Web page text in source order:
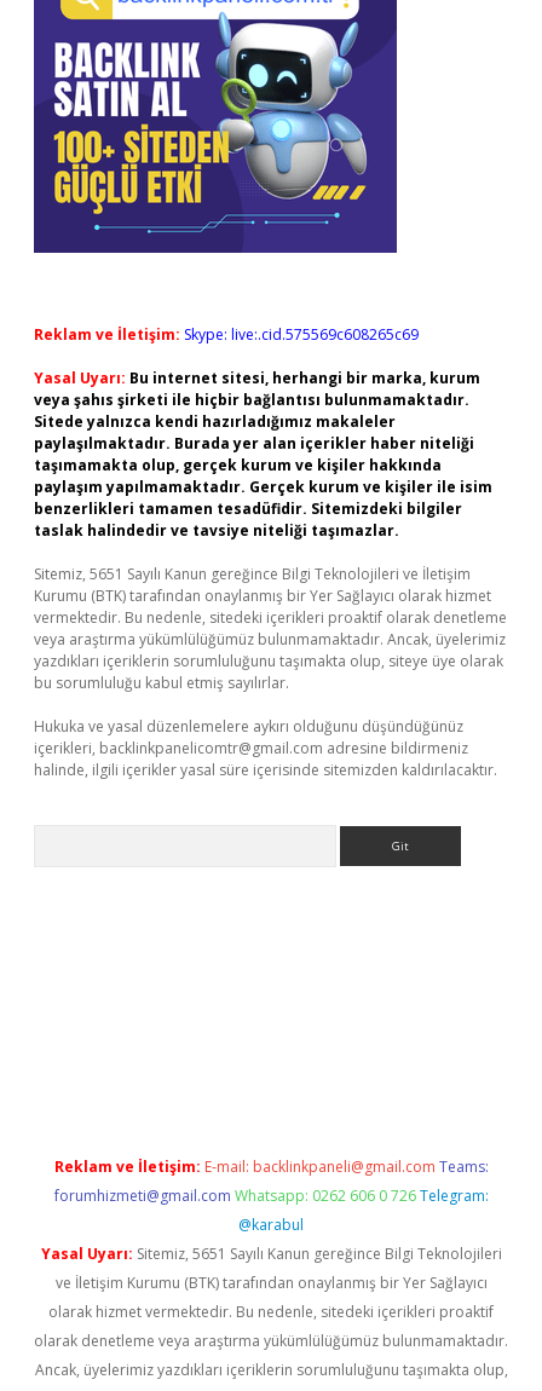
Reklam ve İletişim: Skype: live:.cid.575569c608265c69
Yasal Uyarı: Bu internet sitesi, herhangi bir marka, kurum
veya şahıs şirketi ile hiçbir bağlantısı bulunmamaktadır.
Sitede yalnızca kendi hazırladığımız makaleler
paylaşılmaktadır. Burada yer alan içerikler haber niteliği
taşımamakta olup, gerçek kurum ve kişiler hakkında
paylaşım yapılmamaktadır. Gerçek kurum ve kişiler ile isim
benzerlikleri tamamen tesadüfidir. Sitemizdeki bilgiler
taslak halindedir ve tavsiye niteliği taşımazlar.
Sitemiz, 5651 Sayılı Kanun gereğince Bilgi Teknolojileri ve İletişim
Kurumu (BTK) tarafından onaylanmış bir Yer Sağlayıcı olarak hizmet
vermektedir. Bu nedenle, sitedeki içerikleri proaktif olarak denetleme
veya araştırma yükümlülüğümüz bulunmamaktadır. Ancak, üyelerimiz
yazdıkları içeriklerin sorumluluğunu taşımakta olup, siteye üye olarak
bu sorumluluğu kabul etmiş sayılırlar.
Hukuka ve yasal düzenlemelere aykırı olduğunu düşündüğünüz
içerikleri, backlinkpanelicomtr@gmail.com adresine bildirmeniz
halinde, ilgili içerikler yasal süre içerisinde sitemizden kaldırılacaktır.
Reklam ve İletişim: E-mail: backlinkpaneli@gmail.com Teams:
forumhizmeti@gmail.com Whatsapp: 0262 606 0 726 Telegram:
@karabul
Yasal Uyarı: Sitemiz, 5651 Sayılı Kanun gereğince Bilgi Teknolojileri
ve İletişim Kurumu (BTK) tarafından onaylanmış bir Yer Sağlayıcı
olarak hizmet vermektedir. Bu nedenle, sitedeki içerikleri proaktif
olarak denetleme veya araştırma yükümlülüğümüz bulunmamaktadır.
Ancak, üyelerimiz yazdıkları içeriklerin sorumluluğunu taşımakta olup,